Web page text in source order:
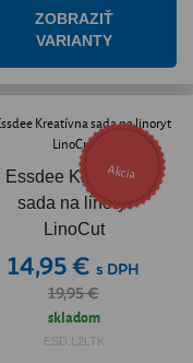
ZOBRAZIŤ
VARIANTY
Essdee Kreatívna
sada na linoryt
LinoCut
Akcia
14,95 € s DPH
19,95 €
skladom
ESD.L2LTK